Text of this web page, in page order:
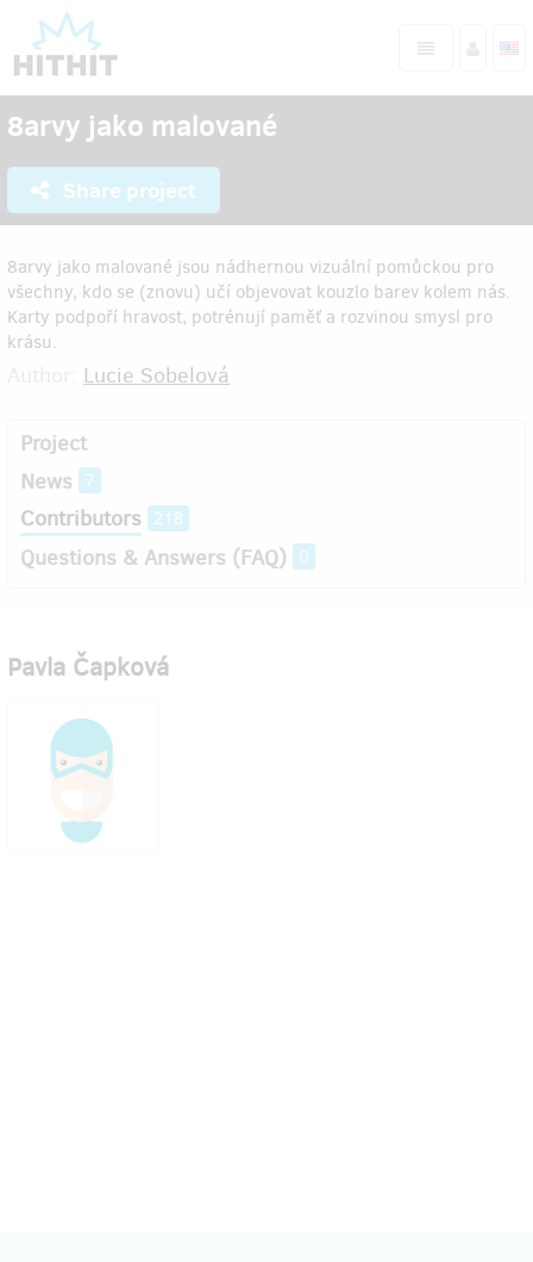
8arvy jako malované
Share project
8arvy jako malované jsou nádhernou vizuální pomůckou pro
všechny, kdo se (znovu) učí objevovat kouzlo barev kolem nás.
Karty podpoří hravost, potrénují paměť a rozvinou smysl pro
krásu.
Lucie Sobelová
Project
News
7
Contributors 218
Questions & Answers (FAQ) 0
Pavla Čapková